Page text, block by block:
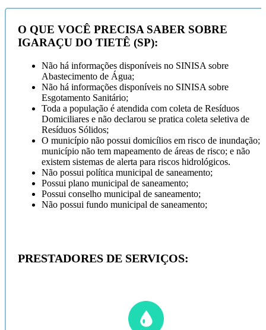
O QUE VOCÊ PRECISA SABER SOBRE
IGARAÇU DO TIETÊ (SP):
Não há informações disponíveis no SINISA sobre
Abastecimento de Água;
Não há informações disponíveis no SINISA sobre
Esgotamento Sanitário;
Toda a população é atendida com coleta de Resíduos
Domiciliares e não declarou se pratica coleta seletiva de
Resíduos Sólidos;
O município não possui domicílios em risco de inundação;
município não tem mapeamento de áreas de risco; e não
existem sistemas de alerta para riscos hidrológicos.
Não possui política municipal de saneamento;
Possui plano municipal de saneamento;
Possui conselho municipal de saneamento;
Não possui fundo municipal de saneamento;
PRESTADORES DE SERVIÇOS: